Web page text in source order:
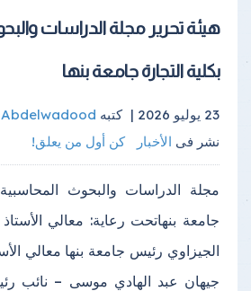
هيئة تحرير مجلة الدراسات
بكلية التجارة جامعة بنها
23 يوليو 2026 | كتبه
نشر فى الأخبار كن أول من يعلق!
مجلة الدراسات والبحوث المحاسبية
جامعة بنهاتحت رعاية: معالي
الجيزاوي رئيس جامعة بنها معالي
جيهان عبد الهادي موسى – نائب